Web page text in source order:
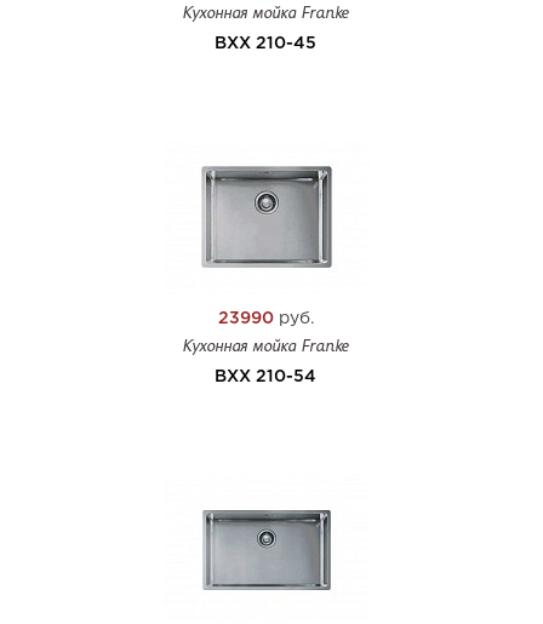
Кухонная мойка Franke
BXX 210-45
23990руб.
Кухонная мойка Franke
BXX 210-54